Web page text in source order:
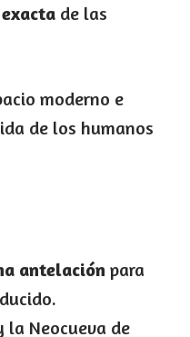
de las
moderno e
de los humanos
antelación para
la Neocueva de